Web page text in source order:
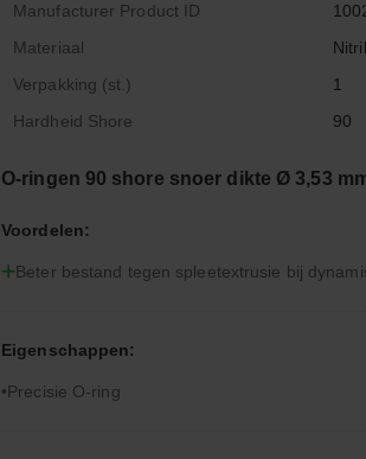
Manufacturer Product ID
Materiaal
Verpakking (st.)
1
Hardheid Shore
90
O-ringen 90 shore snoer dikte Ø 3,53
Voordelen:
Beter bestand tegen spleetextrusie bij
Eigenschappen:
Precisie O-ring